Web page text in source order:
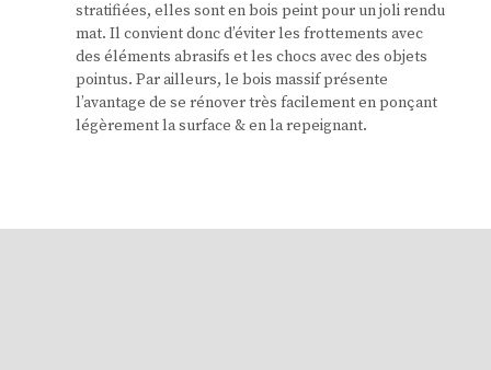
stratifiées, elles sont en bois peint pour un joli rendu
mat. Il convient donc d’éviter les frottements avec
des éléments abrasifs et les chocs avec des objets
pointus. Par ailleurs, le bois massif présente
l’avantage de se rénover très facilement en ponçant
légèrement la surface & en la repeignant.